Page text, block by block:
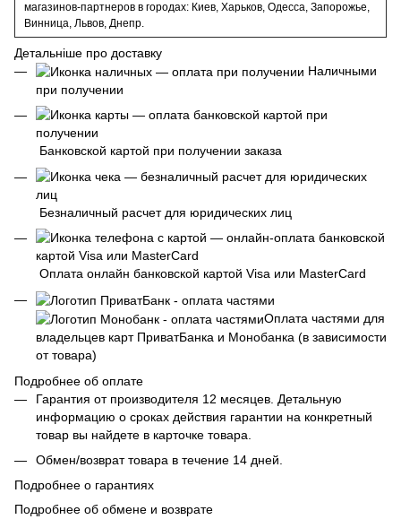
магазинов-партнеров в городах: Киев, Харьков, Одесса, Запорожье,
Винница, Львов, Днепр.
Детальніше про доставку
Наличными
при получении
Банковской картой при получении заказа
Безналичный расчет для юридических лиц
Оплата онлайн банковской картой Visa или MasterCard
Оплата частями для
владельцев карт ПриватБанка и Монобанка (в зависимости
от товара)
Подробнее об оплате
Гарантия от производителя 12 месяцев. Детальную
информацию о сроках действия гарантии на конкретный
товар вы найдете в карточке товара.
Обмен/возврат товара в течение 14 дней.
Подробнее о гарантиях
Подробнее об обмене и возврате